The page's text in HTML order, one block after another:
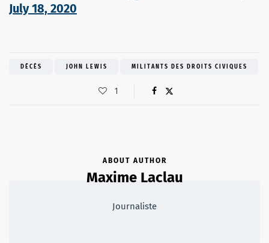
July 18, 2020
DÉCÈS JOHN LEWIS MILITANTS DES DROITS CIVIQUES
1
ABOUT AUTHOR
Maxime Laclau
Journaliste